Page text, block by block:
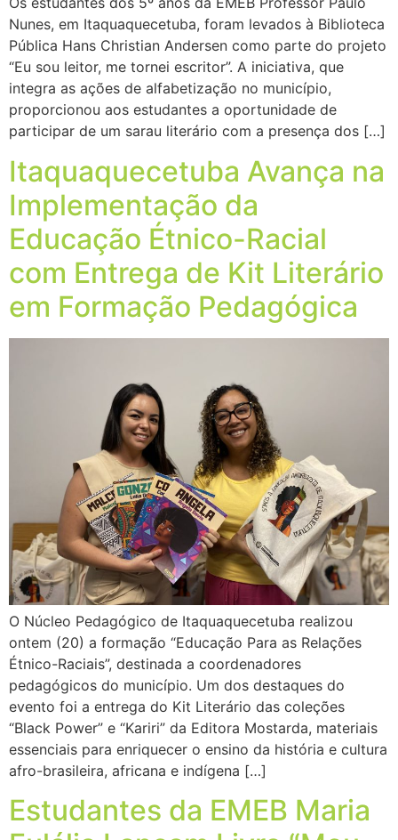
Nunes, em Itaquaquecetuba, foram levados à Biblioteca
Pública Hans Christian Andersen como parte do projeto
“Eu sou leitor, me tornei escritor”. A iniciativa, que
integra as ações de alfabetização no município,
proporcionou aos estudantes a oportunidade de
participar de um sarau literário com a presença dos […]
Itaquaquecetuba Avança na
Implementação da
Educação Étnico-Racial
com Entrega de Kit Literário
em Formação Pedagógica
O Núcleo Pedagógico de Itaquaquecetuba realizou
ontem (20) a formação “Educação Para as Relações
Étnico-Raciais”, destinada a coordenadores
pedagógicos do município. Um dos destaques do
evento foi a entrega do Kit Literário das coleções
“Black Power” e “Kariri” da Editora Mostarda, materiais
essenciais para enriquecer o ensino da história e cultura
afro-brasileira, africana e indígena […]
Estudantes da EMEB Maria